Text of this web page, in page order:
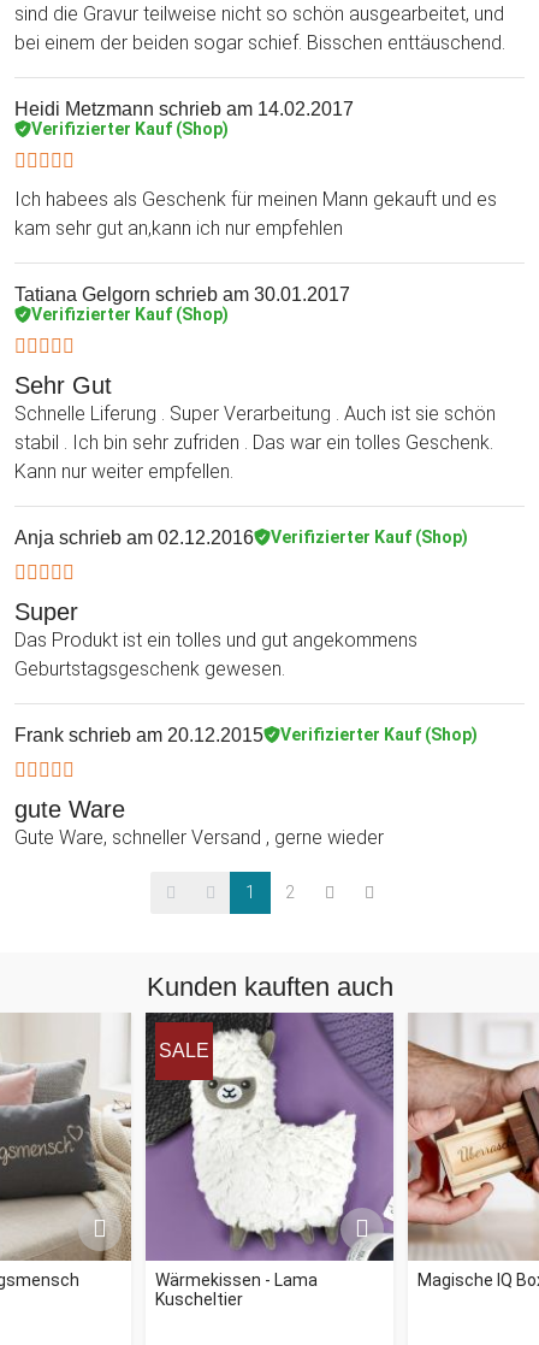
sind die Gravur teilweise nicht so schön ausgearbeitet, und
bei einem der beiden sogar schief. Bisschen enttäuschend.
Heidi Metzmann schrieb am 14.02.2017
Verifizierter Kauf (Shop)
Ich habees als Geschenk für meinen Mann gekauft und es
kam sehr gut an,kann ich nur empfehlen
Tatiana Gelgorn schrieb am 30.01.2017
Verifizierter Kauf (Shop)
Sehr Gut
Schnelle Liferung . Super Verarbeitung . Auch ist sie schön
stabil . Ich bin sehr zufriden . Das war ein tolles Geschenk.
Kann nur weiter empfellen.
Anja schrieb am 02.12.2016 Verifizierter Kauf (Shop)
Super
Das Produkt ist ein tolles und gut angekommens
Geburtstagsgeschenk gewesen.
Frank schrieb am 20.12.2015 Verifizierter Kauf (Shop)
gute Ware
Gute Ware, schneller Versand , gerne wieder
1 2
Kunden kauften auch
SALE
Wärmekissen - Lama
Kuscheltier
Magische IQ